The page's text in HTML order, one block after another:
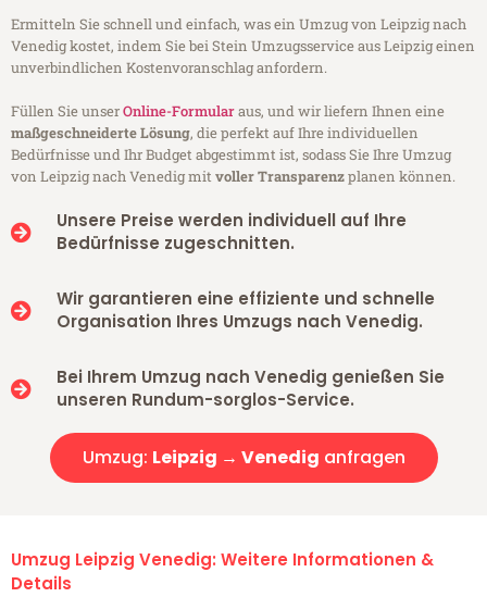
Ermitteln Sie schnell und einfach, was ein Umzug von Leipzig nach
Venedig kostet, indem Sie bei Stein Umzugsservice aus Leipzig einen
unverbindlichen Kostenvoranschlag anfordern.
Füllen Sie unserOnline-Formularaus, und wir liefern Ihnen eine
maßgeschneiderte Lösung, die perfekt auf Ihre individuellen
Bedürfnisse und Ihr Budget abgestimmt ist, sodass Sie Ihre Umzug
von Leipzig nach Venedig mitvoller Transparenzplanen können.
Unsere Preise werden individuell auf Ihre
Bedürfnisse zugeschnitten.
Wir garantieren eine effiziente und schnelle
Organisation Ihres Umzugs nach Venedig.
Bei Ihrem Umzug nach Venedig genießen Sie
unseren Rundum-sorglos-Service.
Umzug: Leipzig → Venedig anfragen
Umzug Leipzig Venedig: Weitere Informationen &
Details